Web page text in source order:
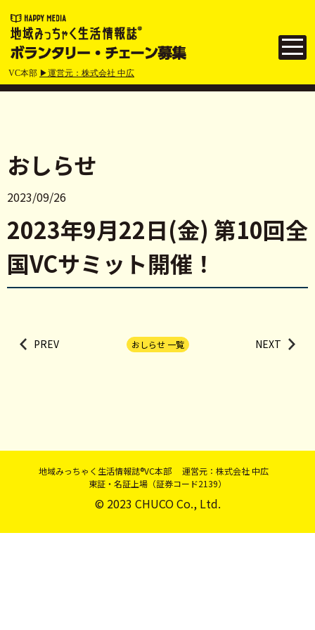
VC本部 ▶運営元：株式会社 中広
おしらせ
2023/09/26
2023年9月22日(金) 第10回全
国VCサミット開催！
PREV おしらせ 一覧 NEXT
地域みっちゃく生活情報誌®VC本部 運営元：株式会社 中広
東証・名証上場（証券コード2139）
© 2023 CHUCO Co., Ltd.